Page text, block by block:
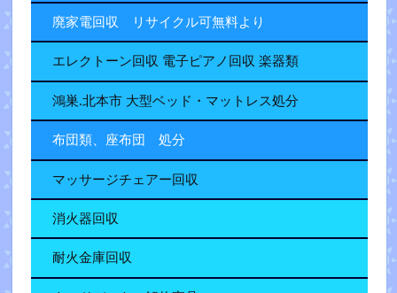
廃家電回収 リサイクル可無料より
エレクトーン回収 電子ピアノ回収 楽器類
鴻巣.北本市 大型ベッド・マットレス処分
布団類、座布団 処分
マッサージチェアー回収
消火器回収
耐火金庫回収